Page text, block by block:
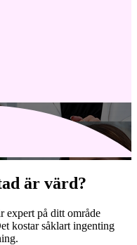
är värd?
expert på ditt område
kostar såklart ingenting